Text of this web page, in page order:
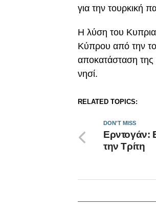
για την τουρκική
Η λύση του
Κύπρου από την
αποκατάσταση της
νησί.
RELATED TOPICS:
DON'T MISS
Ερντογάν:
την Τρίτη